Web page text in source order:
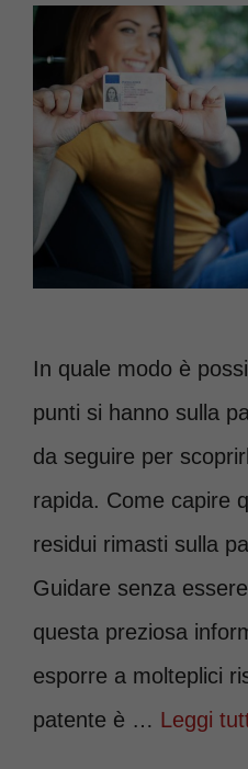
In quale modo è
punti si hanno sulla
da seguire per
rapida. Come capire
residui rimasti sulla
Guidare senza
questa preziosa
esporre a molteplici
patente è … Leggi